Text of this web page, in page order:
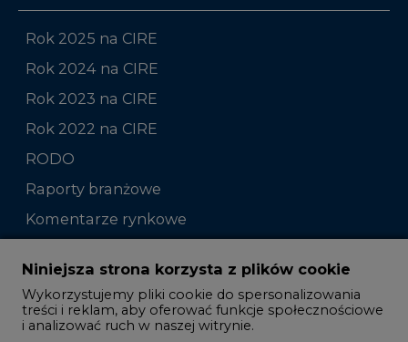
Rok 2025 na CIRE
Rok 2024 na CIRE
Rok 2023 na CIRE
Rok 2022 na CIRE
RODO
Raporty branżowe
Komentarze rynkowe
Zmiany kadrowe na rynku
Studio CIRE
Rozmowy o energetyce
Niniejsza strona korzysta z plików cookie
Wykorzystujemy pliki cookie do spersonalizowania
treści i reklam, aby oferować funkcje społecznościowe
i analizować ruch w naszej witrynie.